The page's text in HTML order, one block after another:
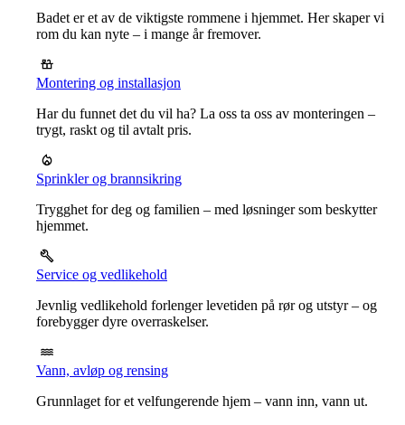
Badet er et av de viktigste rommene i hjemmet. Her skaper vi
rom du kan nyte – i mange år fremover.
Montering og installasjon
Har du funnet det du vil ha? La oss ta oss av monteringen –
trygt, raskt og til avtalt pris.
Sprinkler og brannsikring
Trygghet for deg og familien – med løsninger som beskytter
hjemmet.
Service og vedlikehold
Jevnlig vedlikehold forlenger levetiden på rør og utstyr – og
forebygger dyre overraskelser.
Vann, avløp og rensing
Grunnlaget for et velfungerende hjem – vann inn, vann ut.